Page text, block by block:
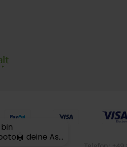
deine As...